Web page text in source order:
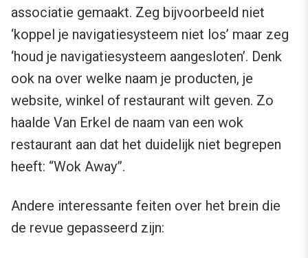
associatie gemaakt. Zeg bijvoorbeeld niet
‘koppel je navigatiesysteem niet los’ maar zeg
‘houd je navigatiesysteem aangesloten’. Denk
ook na over welke naam je producten, je
website, winkel of restaurant wilt geven. Zo
haalde Van Erkel de naam van een wok
restaurant aan dat het duidelijk niet begrepen
heeft: “Wok Away”.
Andere interessante feiten over het brein die
de revue gepasseerd zijn: